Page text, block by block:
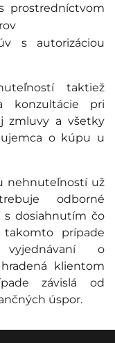
prostredníctvom
s autorizáciou
taktiež
konzultácie pri
zmluvy a všetky
o kúpu u
nehnuteľností už
odborné
s dosiahnutím čo
takomto prípade
o
klientom
závislá od
úspor.